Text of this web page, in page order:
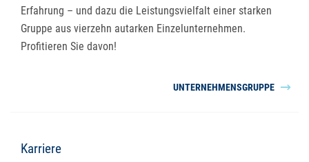
Erfahrung – und dazu die Leistungsvielfalt einer starken
Gruppe aus vierzehn autarken Einzelunternehmen.
Profitieren Sie davon!
UNTERNEHMENSGRUPPE
Karriere